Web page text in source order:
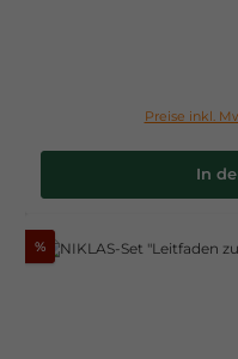
Preise inkl.
In
%